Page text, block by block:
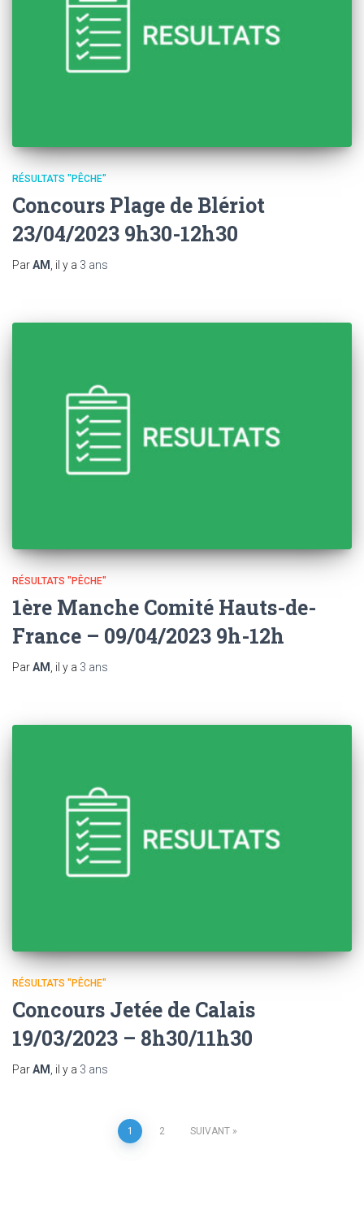
RÉSULTATS "PÊCHE"
Concours Plage de Blériot
23/04/2023 9h30-12h30
ParAM , il y a 3 ans
RÉSULTATS "PÊCHE"
1ère Manche Comité Hauts-de-
France – 09/04/2023 9h-12h
ParAM , il y a 3 ans
RÉSULTATS "PÊCHE"
Concours Jetée de Calais
19/03/2023 – 8h30/11h30
ParAM , il y a 3 ans
Pagination 1 2 SUIVANT